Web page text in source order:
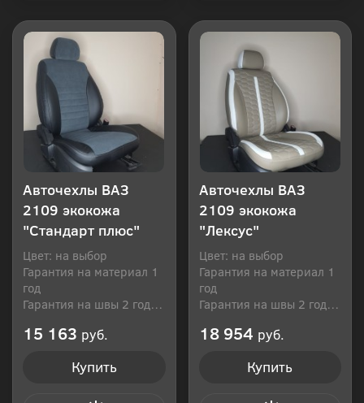
Авточехлы ВАЗ
2109 экокожа
"Стандарт плюс"
Цвет: на выбор
Гарантия на материал 1
год
Гарантия на швы 2 года
15 163 руб.
Купить
Авточехлы ВАЗ
2109 экокожа
"Лексус"
Цвет: на выбор
Гарантия на материал 1
год
Гарантия на швы 2 года
18 954 руб.
Купить